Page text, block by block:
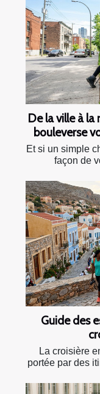
De la ville à
bouleverse
Et si un simple
façon de
Guide des
La croisière
portée par des